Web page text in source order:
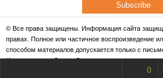
Subscribe
© Все права защищены. Информация сайта
правах. Полное или частичное воспроизведение
способом материалов допускается только с
Издательства «Дело и Сервис».
0